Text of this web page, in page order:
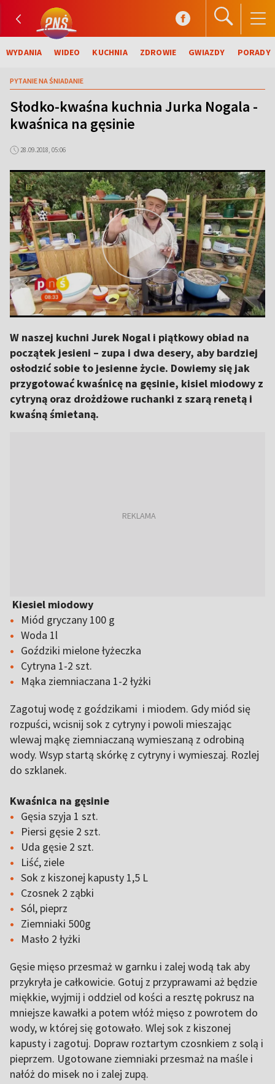
WYDANIA WIDEO KUCHNIA ZDROWIE GWIAZDY PORADY
PYTANIE NA ŚNIADANIE
Słodko-kwaśna kuchnia Jurka Nogala -
kwaśnica na gęsinie
28.09.2018, 05:06
W naszej kuchni Jurek Nogal i piątkowy obiad na
początek jesieni – zupa i dwa desery, aby bardziej
osłodzić sobie to jesienne życie. Dowiemy się jak
przygotować kwaśnicę na gęsinie, kisiel miodowy z
cytryną oraz drożdżowe ruchanki z szarą renetą i
kwaśną śmietaną.
Kiesiel miodowy
Miód gryczany 100 g
Woda 1l
Goździki mielone łyżeczka
Cytryna 1-2 szt.
Mąka ziemniaczana 1-2 łyżki
Zagotuj wodę z goździkami i miodem. Gdy miód się
rozpuści, wcisnij sok z cytryny i powoli mieszając
wlewaj mąkę ziemniaczaną wymieszaną z odrobiną
wody. Wsyp startą skórkę z cytryny i wymieszaj. Rozlej
do szklanek.
Kwaśnica na gęsinie
Gęsia szyja 1 szt.
Piersi gęsie 2 szt.
Uda gęsie 2 szt.
Liść, ziele
Sok z kiszonej kapusty 1,5 L
Czosnek 2 ząbki
Sól, pieprz
Ziemniaki 500g
Masło 2 łyżki
Gęsie mięso przesmaż w garnku i zalej wodą tak aby
przykryła je całkowicie. Gotuj z przyprawami aż będzie
miękkie, wyjmij i oddziel od kości a resztę pokrusz na
mniejsze kawałki a potem włóż mięso z powrotem do
wody, w której się gotowało. Wlej sok z kiszonej
kapusty i zagotuj. Dopraw roztartym czosnkiem z solą i
pieprzem. Ugotowane ziemniaki przesmaż na maśle i
nałóż do misek no i zalej zupą.